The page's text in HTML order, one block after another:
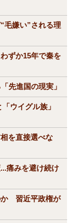
毛嫌い”される理
ずか15年で秦を
先進国の現実」
ウイグル族」
を直接選べな
痛みを避け続け
か 習近平政権が